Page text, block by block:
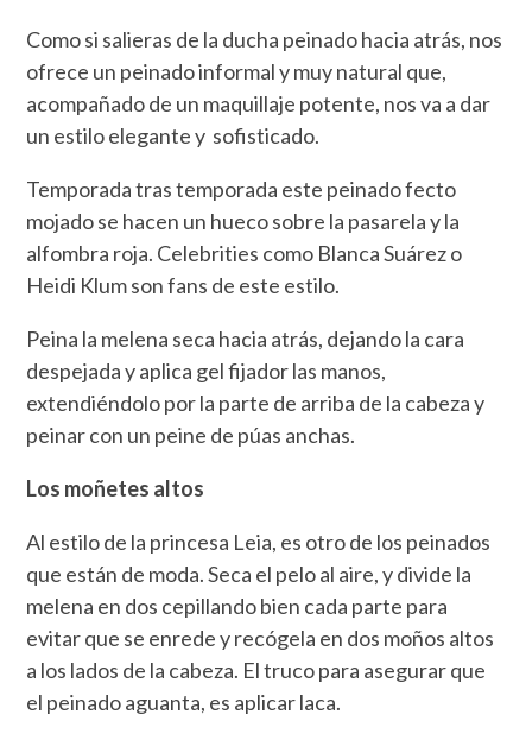
Como si salieras de la ducha peinado hacia atrás, nos
ofrece un peinado informal y muy natural que,
acompañado de un maquillaje potente, nos va a dar
un estilo elegante y sofisticado.
Temporada tras temporada este peinado fecto
mojado se hacen un hueco sobre la pasarela y la
alfombra roja. Celebrities como Blanca Suárez o
Heidi Klum son fans de este estilo.
Peina la melena seca hacia atrás, dejando la cara
despejada y aplica gel fijador las manos,
extendiéndolo por la parte de arriba de la cabeza y
peinar con un peine de púas anchas.
Los moñetes altos
Al estilo de la princesa Leia, es otro de los peinados
que están de moda. Seca el pelo al aire, y divide la
melena en dos cepillando bien cada parte para
evitar que se enrede y recógela en dos moños altos
a los lados de la cabeza. El truco para asegurar que
el peinado aguanta, es aplicar laca.